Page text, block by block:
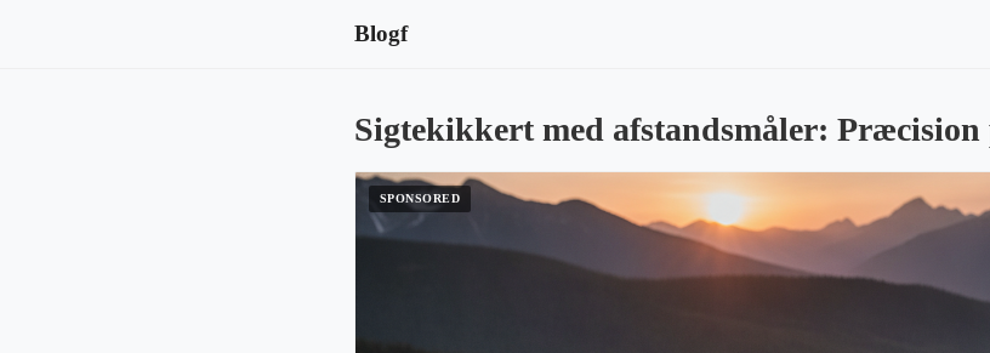
Blogf
Sigtekikkert med afstandsmåler: Præcision